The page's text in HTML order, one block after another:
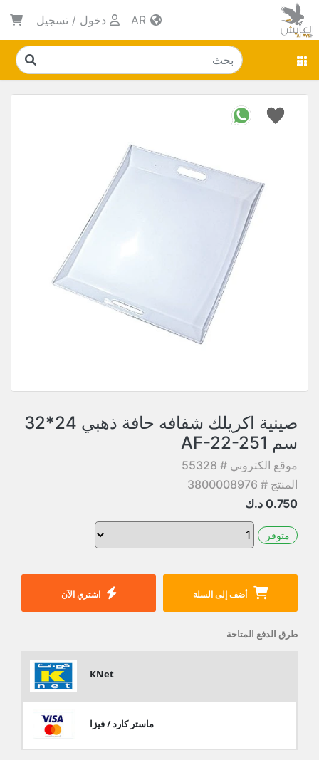
دخول / تسجيل
صينية اكريلك شفافه حافة ذهبي 24*32
سم AF-22-251
موقع الكتروني # 55328
المنتج # 3800008976
0.750 د.ك
متوفر
أضف إلى السلة اشتري الآن
طرق الدفع المتاحة
KNet
ماستر كارد / فيزا